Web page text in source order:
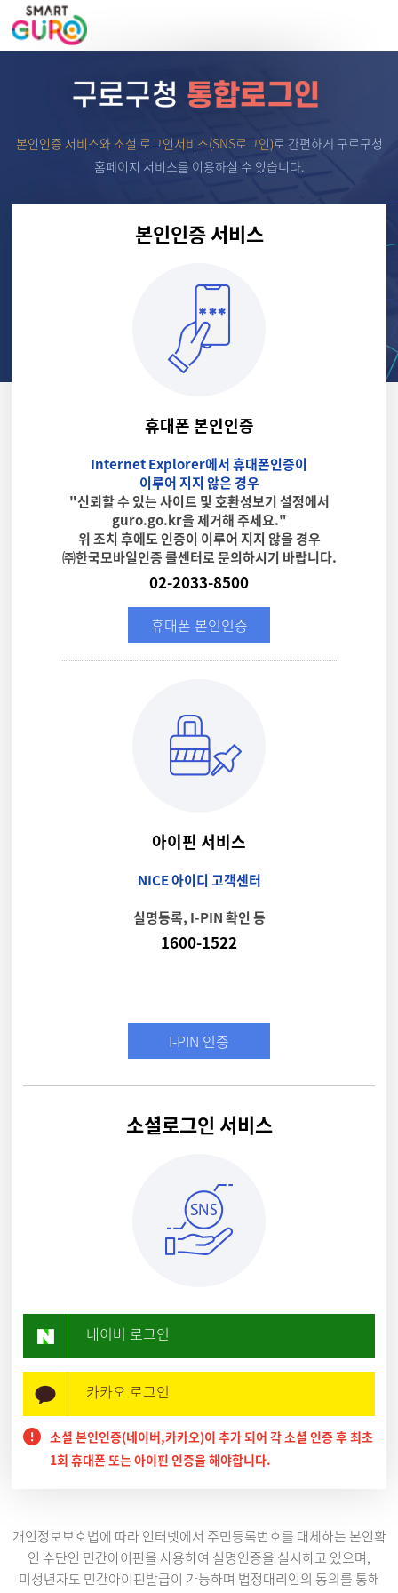
본인인증 서비스와 소셜 로그인서비스(SNS로그인)로 간편하게 구로구청
홈페이지 서비스를 이용하실 수 있습니다.
본인인증 서비스
휴대폰 본인인증
Internet Explorer에서 휴대폰인증이
이루어 지지 않은 경우
"신뢰할 수 있는 사이트 및 호환성보기 설정에서
guro.go.kr을 제거해 주세요."
위 조치 후에도 인증이 이루어 지지 않을 경우
㈜한국모바일인증 콜센터로 문의하시기 바랍니다.
02-2033-8500
휴대폰 본인인증
아이핀 서비스
NICE 아이디 고객센터
실명등록, I-PIN 확인 등
1600-1522
I-PIN 인증
소셜로그인 서비스
네이버 로그인
카카오 로그인
소셜 본인인증(네이버,카카오)이 추가 되어 각 소셜 인증 후 최초
1회 휴대폰 또는 아이핀 인증을 해야합니다.
개인정보보호법에 따라 인터넷에서 주민등록번호를 대체하는 본인확
인 수단인 민간아이핀을 사용하여 실명인증을 실시하고 있으며,
미성년자도 민간아이핀발급이 가능하며 법정대리인의 동의를 통해